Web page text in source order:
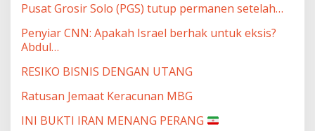
Pusat Grosir Solo (PGS) tutup permanen setelah…
Penyiar CNN: Apakah Israel berhak untuk eksis?
Abdul…
RESIKO BISNIS DENGAN UTANG
Ratusan Jemaat Keracunan MBG
INI BUKTI IRAN MENANG PERANG